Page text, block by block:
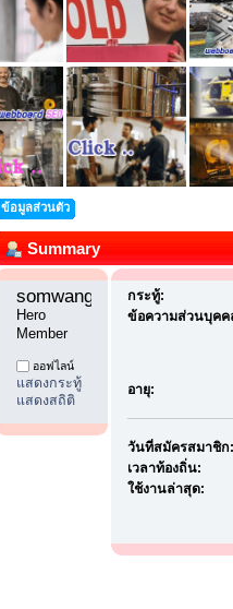
ข้อมูลส่วนตัว
Summary
somwangyu1
Hero
Member
ออฟไลน์
แสดงกระทู้
แสดงสถิติ
กระทู้:
ข้อความส่วนบุคค
อายุ:
วันที่สมัครสมาชิก:
เวลาท้องถิ่น:
ใช้งานล่าสุด: